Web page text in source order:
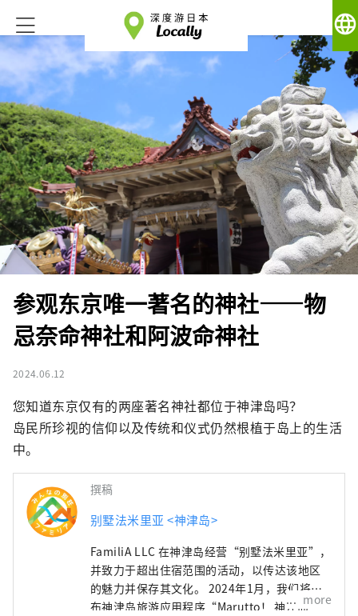
language
参观东京唯一著名的神社——物
忌奈命神社和阿波命神社
2024.06.12
您知道东京仅有的两座著名神社都位于神津岛吗？
岛民所珍视的信仰以及传统和仪式仍然根植于岛上的生活
中。
撰稿
别墅法米里亚 <神津岛>
FamiliA LLC 在神津岛经营“别墅法米里亚”，
并致力于超出住宿范围的活动，以传达该地区
的魅力并保存其文化。 2024年1月，我们将发
布神津岛旅游应用程序“Marutto！ 神津岛more